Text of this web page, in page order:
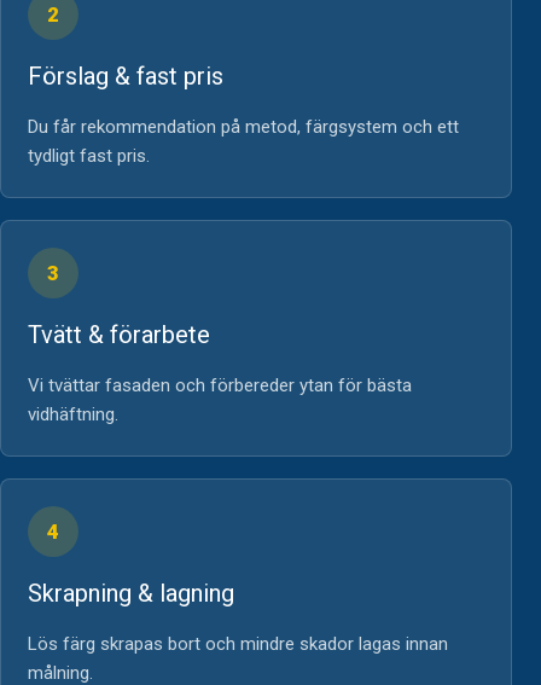
2
Förslag & fast pris
Du får rekommendation på metod, färgsystem och ett
tydligt fast pris.
3
Tvätt & förarbete
Vi tvättar fasaden och förbereder ytan för bästa
vidhäftning.
4
Skrapning & lagning
Lös färg skrapas bort och mindre skador lagas innan
målning.